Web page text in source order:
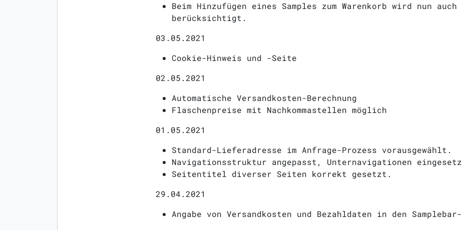
Beim Hinzufügen eines Samples zum Warenkorb wird nun auch
berücksichtigt.
03.05.2021
Cookie-Hinweis und -Seite
02.05.2021
Automatische Versandkosten-Berechnung
Flaschenpreise mit Nachkommastellen möglich
01.05.2021
Standard-Lieferadresse im Anfrage-Prozess vorausgewählt.
Navigationsstruktur angepasst, Unternavigationen
Seitentitel diverser Seiten korrekt gesetzt.
29.04.2021
Angabe von Versandkosten und Bezahldaten in den